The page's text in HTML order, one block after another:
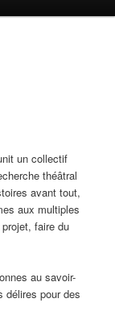
un collectif
théâtral
avant tout,
aux multiples
faire du
au savoir-
délires pour des